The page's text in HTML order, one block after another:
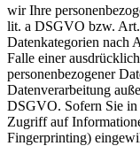
wir Ihre
lit. a DSGVO bzw.
Datenkategorien nach
Falle einer
personenbezogener
Datenverarbeitung
DSGVO. Sofern Sie in
Zugriff auf
Fingerprinting)